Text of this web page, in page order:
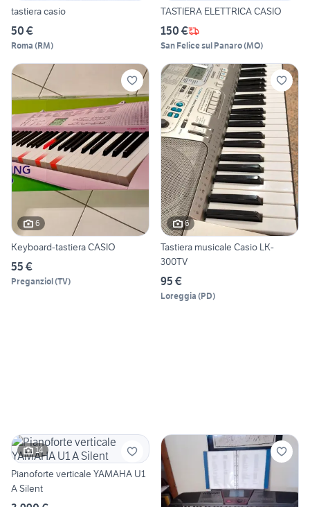
tastiera casio
50 €
Roma (RM)
TASTIERA ELETTRICA CASIO
150 €
San Felice sul Panaro(MO)
6
Keyboard-tastiera CASIO
55 €
Preganziol(TV)
6
Tastiera musicale Casio LK-
300TV
95 €
Loreggia (PD)
14
Pianoforte verticale YAMAHA U1
A Silent